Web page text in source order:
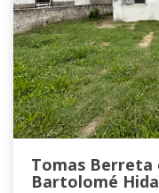
Tomas Berreta
Bartolomé